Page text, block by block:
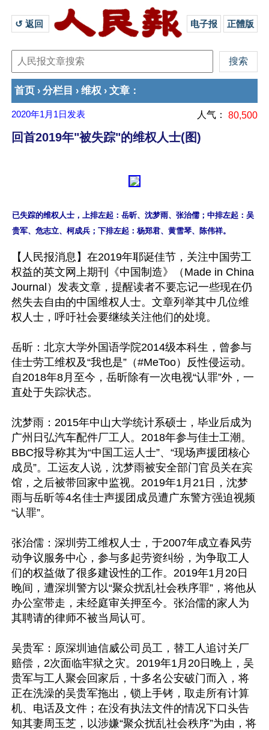
↺ 返回 电子报 正體版
首页 › 分栏目 › 维权 › 文章 ：
2020年1月1日 发表 人气： 80,500
回首2019年"被失踪"的维权人士(图)
已失踪的维权人士，上排左起：岳昕、沈梦雨、张治儒；中排左起：吴
【人民报消息】在2019年耶诞佳节，关注中国劳工
权益的英文网上期刊《中国制造》（Made in China
Journal）发表文章，提醒读者不要忘记一些现在仍
然失去自由的中国维权人士。文章列举其中几位维
权人士，呼吁社会要继续关注他们的处境。
岳昕：北京大学外国语学院2014级本科生，曾参与
佳士劳工维权及“我也是”（#MeToo）反性侵运动。
自2018年8月至今，岳昕除有一次电视“认罪”外，一
直处于失踪状态。
沈梦雨：2015年中山大学统计系硕士，毕业后成为
广州日弘汽车配件厂工人。2018年参与佳士工潮。
BBC报导称其为“中国工运人士”、“现场声援团核心
成员”。工运友人说，沈梦雨被安全部门官员关在宾
馆，之后被带回家中监视。2019年1月21日，沈梦
雨与岳昕等4名佳士声援团成员遭广东警方强迫视频
“认罪”。
张治儒：深圳劳工维权人士，于2007年成立春风劳
动争议服务中心，参与多起劳资纠纷，为争取工人
们的权益做了很多建设性的工作。2019年1月20日
晚间，遭深圳警方以“聚众扰乱社会秩序罪”，将他从
办公室带走，未经庭审关押至今。张治儒的家人为
其聘请的律师不被当局认可。
吴贵军：原深圳迪信威公司员工，替工人追讨关厂
赔偿，2次面临牢狱之灾。2019年1月20日晚上，吴
贵军与工人聚会回家后，十多名公安破门而入，将
正在洗澡的吴贵军拖出，锁上手铐，取走所有计算
机、电话及文件；在没有执法文件的情况下口头告
知其妻周玉芝，以涉嫌“聚众扰乱社会秩序”为由，将